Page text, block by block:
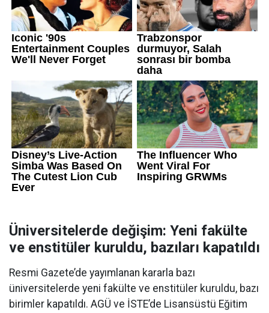
Üniversitelerde değişim: Yeni fakülte
ve enstitüler kuruldu, bazıları kapatıldı
Resmi Gazete’de yayımlanan kararla bazı
üniversitelerde yeni fakülte ve enstitüler kuruldu, bazı
birimler kapatıldı. AGÜ ve İSTE’de Lisansüstü Eğitim